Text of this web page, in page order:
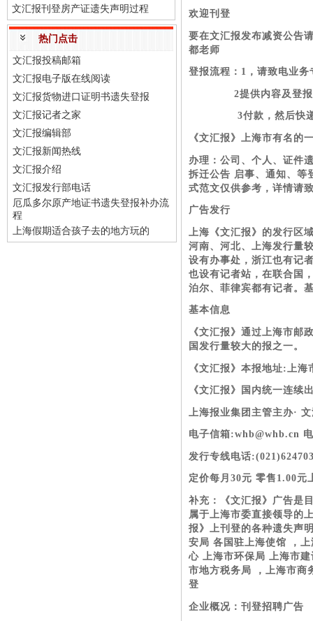
文汇报刊登房产证遗失声明过程
热门点击
文汇报投稿邮箱
文汇报电子版在线阅读
文汇报货物进口证明书遗失登报
文汇报记者之家
文汇报编辑部
文汇报新闻热线
文汇报介绍
文汇报发行部电话
厄瓜多尔原产地证书遗失登报补办流
程
上海假期适合孩子去的地方玩的
欢迎刊登
要在文汇报发布减资公告
都老师
登报流程：1，请致电业务
2提供内容及登报手续
3付款，然后快递
《文汇报》上海市有名的
办理：公司、个人、证件
拆迁公告 启事、通知、等
式范文仅供参考，详情请
广告发行
上海《文汇报》的发行区
河南、河北、上海发行量
设有办事处，浙江也有记
也设有记者站，在联合国
泊尔、菲律宾都有记者。
基本信息
《文汇报》通过上海市邮
国发行量较大的报之一。
《文汇报》本报地址:上
《文汇报》国内统一连续
上海报业集团主管主办·
电子信箱:whb@whb.cn
发行专线电话
定价每月30元 零售1.00元
补充：《文汇报》广告是
属于上海市委直接领导的
报》上刊登的各种遗失声
安局 各国驻上海使馆 ，
心 上海市环保局 上海市
市地方税务局 ，上海市商
登
企业概况：刊登招聘广告